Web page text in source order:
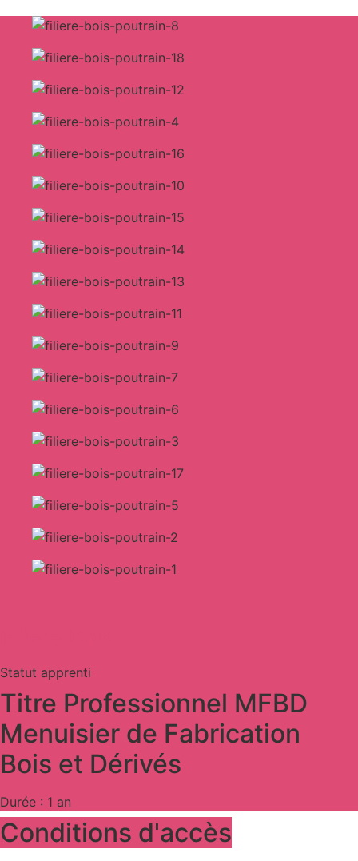
Statut apprenti
Titre Professionnel MFBD
Menuisier de Fabrication
Bois et Dérivés
Durée : 1 an
Conditions d'accès